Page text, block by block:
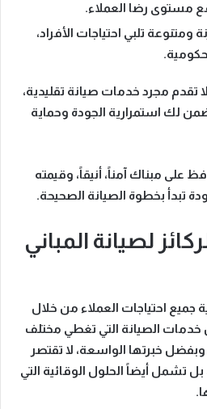
مستوى رضا العملاء.
ومتنوعة تلبي احتياجات الأفراد،
تقدم مجرد خدمات صيانة تقليدية،
لك استمرارية الجودة وحماية
على مبناك آمناً، أنيقاً، وقيمته
تبدأ بخطوة الصيانة الصحيحة.
لصيانة المباني
جميع احتياجات العملاء من خلال
الصيانة التي تغطي مختلف
وبفضل خبرتها الواسعة، لا تقتصر
تشمل أيضاً الحلول الوقائية التي